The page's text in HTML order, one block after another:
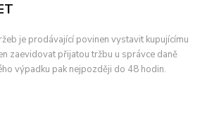
je prodávající povinen vystavit kupujícímu
zaevidovat přijatou tržbu u správce daně
výpadku pak nejpozději do 48 hodin.